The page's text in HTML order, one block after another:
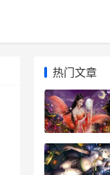
热门文章